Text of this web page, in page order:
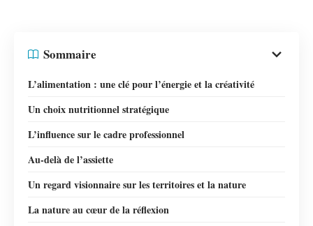
Sommaire
L’alimentation : une clé pour l’énergie et la créativité
Un choix nutritionnel stratégique
L’influence sur le cadre professionnel
Au-delà de l’assiette
Un regard visionnaire sur les territoires et la nature
La nature au cœur de la réflexion